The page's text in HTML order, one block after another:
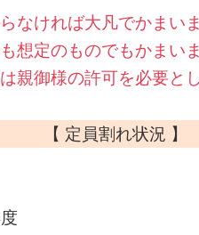
なければ大凡でかまいま
想定のものでもかまいま
親御様の許可を必要とし
【 定員割れ状況 】